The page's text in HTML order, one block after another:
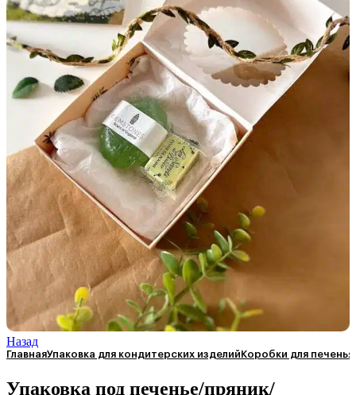
Назад
ГлавнаяУпаковка для кондитерских изделийКоробки для печенья
Упаковка под печенье/пряник/